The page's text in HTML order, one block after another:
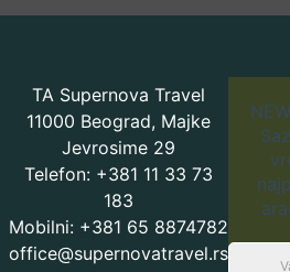
TA Supernova Travel
11000 Beograd, Majke
Jevrosime 29
Telefon: +381 11 33 73
183
Mobilni: +381 65 8874782
office@supernovatravel.rs